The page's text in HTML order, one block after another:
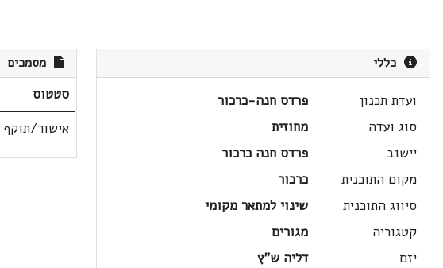
כללי
ועדת תכנון
פרדס חנה-כרכור
סוג ועדה
מחוזית
יישוב
פרדס חנה כרכור
מקום התוכנית
כרכור
סיווג התוכנית
שינוי למתאר מקומי
קטגוריה
מגורים
יזם
דליה ש"ץ
מסמכים
סטטוס
אישור/תוקף